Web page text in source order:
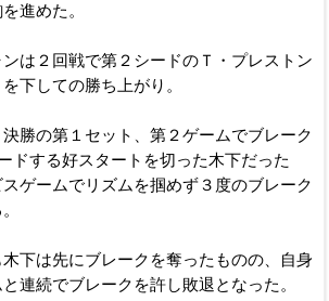
進めた。
は２回戦で第２シードのＴ・プレストン
下しての勝ち上がり。
勝の第１セット、第２ゲームでブレーク
ドする好スタートを切った木下だった
ゲームでリズムを掴めず３度のブレーク
下は先にブレークを奪ったものの、自身
連続でブレークを許し敗退となった。